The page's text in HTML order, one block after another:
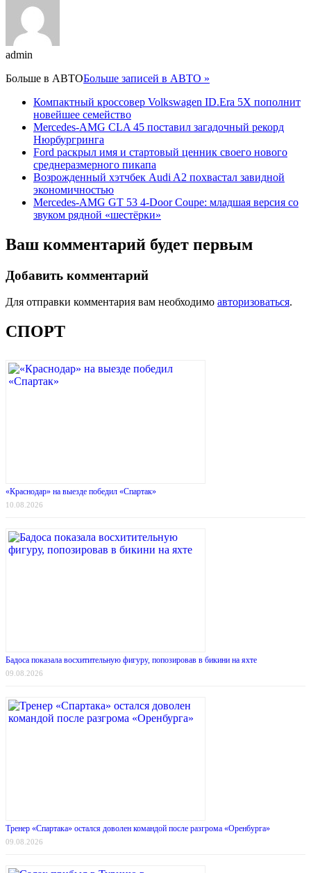
admin
Больше в АВТОБольше записей в АВТО »
Компактный кроссовер Volkswagen ID.Era 5X пополнит
новейшее семейство
Mercedes-AMG CLA 45 поставил загадочный рекорд
Нюрбургринга
Ford раскрыл имя и стартовый ценник своего нового
среднеразмерного пикапа
Возрожденный хэтчбек Audi A2 похвастал завидной
экономичностью
Mercedes-AMG GT 53 4-Door Coupe: младшая версия со
звуком рядной «шестёрки»
Ваш комментарий будет первым
Добавить комментарий
Для отправки комментария вам необходимо авторизоваться.
СПОРТ
«Краснодар» на выезде победил «Спартак»
10.08.2026
Бадоса показала восхитительную фигуру, попозировав в бикини на яхте
09.08.2026
Тренер «Спартака» остался доволен командой после разгрома «Оренбурга»
09.08.2026